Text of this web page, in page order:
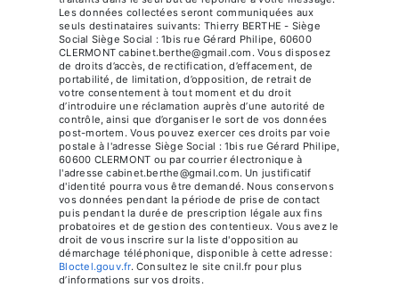
Les données collectées seront communiquées aux
seuls destinataires suivants: Thierry BERTHE - Siège
Social Siège Social : 1bis rue Gérard Philipe, 60600
CLERMONT cabinet.berthe@gmail.com. Vous disposez
de droits d’accès, de rectification, d’effacement, de
portabilité, de limitation, d’opposition, de retrait de
votre consentement à tout moment et du droit
d’introduire une réclamation auprès d’une autorité de
contrôle, ainsi que d’organiser le sort de vos données
post-mortem. Vous pouvez exercer ces droits par voie
postale à l'adresse Siège Social : 1bis rue Gérard Philipe,
60600 CLERMONT ou par courrier électronique à
l'adresse cabinet.berthe@gmail.com. Un justificatif
d'identité pourra vous être demandé. Nous conservons
vos données pendant la période de prise de contact
puis pendant la durée de prescription légale aux fins
probatoires et de gestion des contentieux. Vous avez le
droit de vous inscrire sur la liste d'opposition au
démarchage téléphonique, disponible à cette adresse:
Bloctel.gouv.fr. Consultez le site cnil.fr pour plus
d’informations sur vos droits.